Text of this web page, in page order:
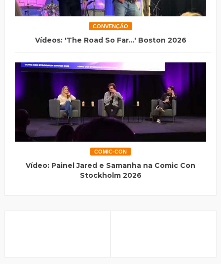
CONVENÇÃO
Vídeos: 'The Road So Far...' Boston 2026
COMIC-CON
Vídeo: Painel Jared e Samanha na Comic Con
Stockholm 2026